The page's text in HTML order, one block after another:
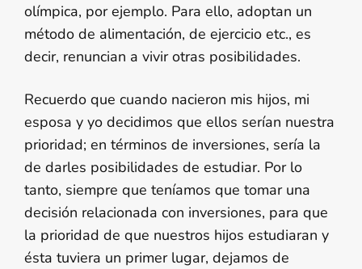
olímpica, por ejemplo. Para ello, adoptan un
método de alimentación, de ejercicio etc., es
decir, renuncian a vivir otras posibilidades.
Recuerdo que cuando nacieron mis hijos, mi
esposa y yo decidimos que ellos serían nuestra
prioridad; en términos de inversiones, sería la
de darles posibilidades de estudiar. Por lo
tanto, siempre que teníamos que tomar una
decisión relacionada con inversiones, para que
la prioridad de que nuestros hijos estudiaran y
ésta tuviera un primer lugar, dejamos de